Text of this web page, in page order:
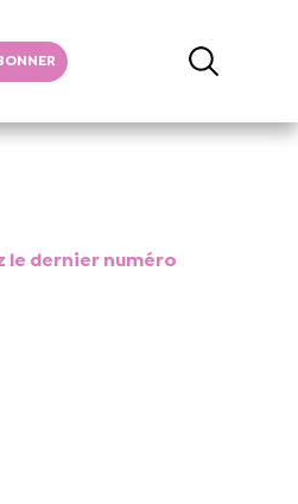
le dernier numéro